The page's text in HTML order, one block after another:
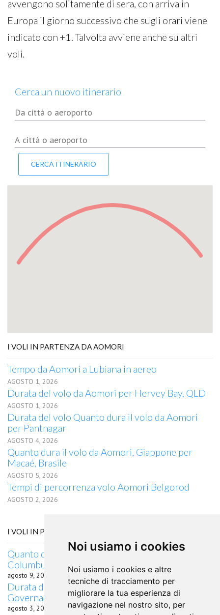
Noi usiamo i cookies
Noi usiamo i cookies e altre
tecniche di tracciamento per
migliorare la tua esperienza di
navigazione nel nostro sito, per
avvengono solitamente di sera, con arriva in
Europa il giorno successivo che sugli orari viene
indicato con +1. Talvolta avviene anche su altri
voli.
Cerca un nuovo itinerario
I VOLI IN PARTENZA DA AOMORI
Tempo da Aomori a Lubiana in aereo
AGOSTO 1, 2026
Durata del volo da Aomori per Hervey Bay, QLD
AGOSTO 1, 2026
Durata del volo Quanto dura il volo da Aomori
per Pantnagar
AGOSTO 4, 2026
Quanto dura il volo da Aomori, Giappone per
Macaé, Brasile
AGOSTO 5, 2026
Tempi di percorrenza volo Aomori Belgorod
AGOSTO 2, 2026
I VOLI IN PARTENZA DA TUNISI
Quanto dura il volo in aereo da Tunisi a
Columbus, OH
agosto 9, 2026
Durata del volo Quanto dura il volo da Tunisi per
Governador Valadares
agosto 3, 2026